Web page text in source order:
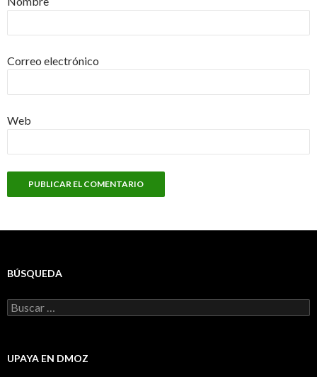
Correo electrónico
Web
BÚSQUEDA
Buscar:
UPAYA EN DMOZ